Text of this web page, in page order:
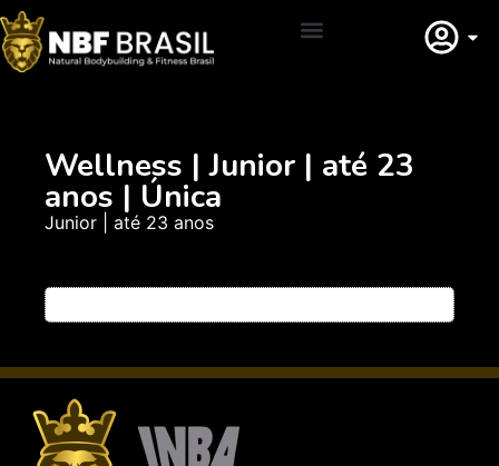
Wellness | Junior | até 23
anos | Única
Junior | até 23 anos